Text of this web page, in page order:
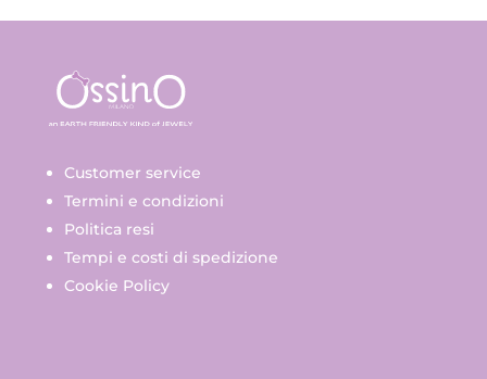
Customer service
Termini e condizioni
Politica resi
Tempi e costi di spedizione
Cookie Policy